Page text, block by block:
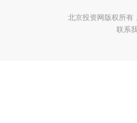
北京投资网版权所有
联系